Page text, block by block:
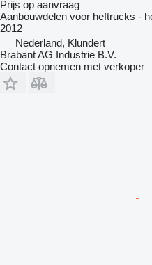
Prijs op aanvraag
Aanbouwdelen voor heftrucks -
2012
Nederland, Klundert
Brabant AG Industrie B.V.
Contact opnemen met verkoper